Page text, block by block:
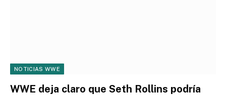
NOTICIAS WWE
WWE deja claro que Seth Rollins podría